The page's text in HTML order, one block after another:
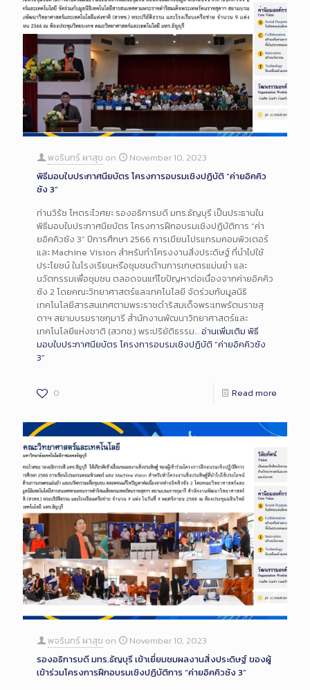
พจรินทร์ ผาสุข on
November 10, 2023
พิธีมอบใบประกาศนียบัตร โครงการอบรมเชิงปฏิบัติ “ค่ายอิคคิว
ซัง 3”
ท่านวิรัช โหตระไวศยะ รองอธิการบดี มทร.ธัญบุรี เป็นประธานใน
พิธีมอบใบประกาศนียบัตร โครงการฝึกอบรมเชิงปฏิบัติการ “ค่า
ยอิคคิวซัง 3” ปีการศึกษา 2566 การเขียนโปรแกรมคอมพิวเตอร์
และ Machine Vision สำหรับทำโครงงานสิ่งประดิษฐ์ ที่นำไปใช้
ประโยชน์ ในโรงเรียนหรือชุมชนด้านการเกษตรแม่นยำ และ
นวัตกรรมเพื่อชุมชน ตลอดจนแก้ไขปัญหาต่อเนื่องจากค่ายอิคคิว
ซัง 2 โดยคณะวิทยาศาสตร์และเทคโนโลยี จัดร่วมกับมูลนิธิ
เทคโนโลยีสารสนเทศตามพระราชดำริสมเด็จพระเทพรัตนราชสุ
ดาฯ สยามบรมราชกุมารี สำนักงานพัฒนาวิทยาศาสตร์และ
เทคโนโลยีแห่งชาติ (สวทช.) พระปริยัติธรรม…อ่านเพิ่มเติม พิธี
มอบใบประกาศนียบัตร โครงการอบรมเชิงปฏิบัติ “ค่ายอิคคิวซัง
3”
0 Read more
พจรินทร์ ผาสุข on
November 10, 2023
รองอธิการบดี มทร.ธัญบุรี เข้าเยี่ยมชมผลงานสิ่งประดิษฐ์ ของผู้
เข้าร่วมโครงการฝึกอบรมเชิงปฏิบัติการ “ค่ายอิคคิวซัง 3”